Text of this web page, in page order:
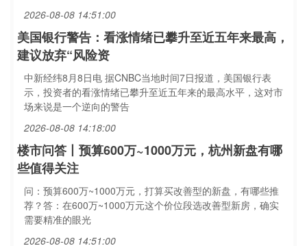
2026-08-08 14:51:00
美国银行警告：看涨情绪已攀升至近五年来最高，
建议放弃“风险资
中新经纬8月8日电 据CNBC当地时间7日报道，美国银行表
示，投资者的看涨情绪已攀升至近五年来的最高水平，这对市
场来说是一个逆向的警告
2026-08-08 14:18:00
楼市问答丨预算600万~1000万元，杭州新盘有哪
些值得关注
问：预算600万~1000万元，打算买改善型的新盘，有哪些推
荐？答：在600万~1000万元这个价位段选改善型新房，确实
需要精准的眼光
2026-08-08 14:51:00